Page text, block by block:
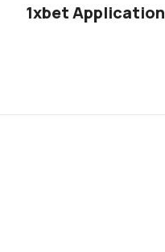
1xbet Application